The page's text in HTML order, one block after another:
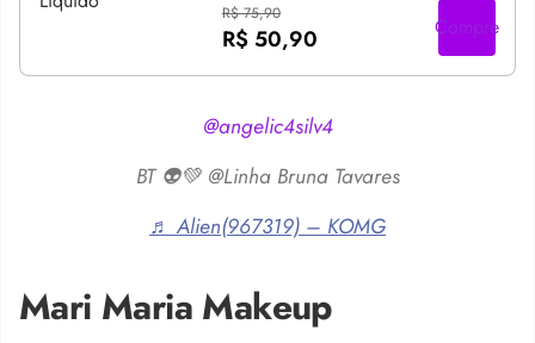
R$ 75,90
R$ 50,90 Compre
@angelic4silv4
BT 👽💚 @Linha Bruna Tavares
♬ Alien(967319) – KOMG
Mari Maria Makeup